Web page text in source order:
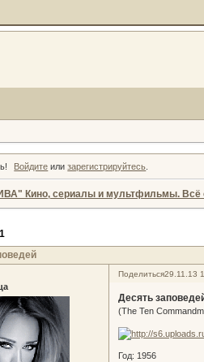
Войдите илизарегистрируйтесь
Кино, сериалы и мультфильмы. Всё
1
Поделиться29.11.13
Десять
(The Ten
Год: 1956